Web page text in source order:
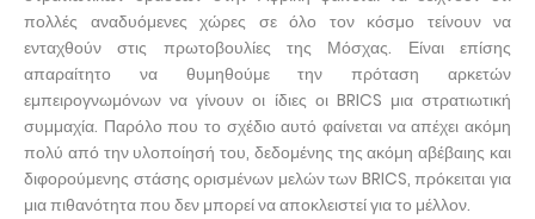
πολλές αναδυόμενες χώρες σε όλο τον κόσμο τείνουν να
ενταχθούν στις πρωτοβουλίες της Μόσχας. Είναι επίσης
απαραίτητο να θυμηθούμε την πρόταση αρκετών
εμπειρογνωμόνων να γίνουν οι ίδιες οι BRICS μια στρατιωτική
συμμαχία. Παρόλο που το σχέδιο αυτό φαίνεται να απέχει ακόμη
πολύ από την υλοποίησή του, δεδομένης της ακόμη αβέβαιης και
διφορούμενης στάσης ορισμένων μελών των BRICS, πρόκειται για
μια πιθανότητα που δεν μπορεί να αποκλειστεί για το μέλλον.